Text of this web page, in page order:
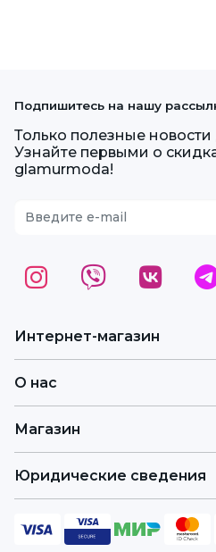
Интернет-магазин
О нас
Магазин
Юридические сведения
Подпишитесь на нашу
Только полезные
Узнайте первыми о
glamurmoda!